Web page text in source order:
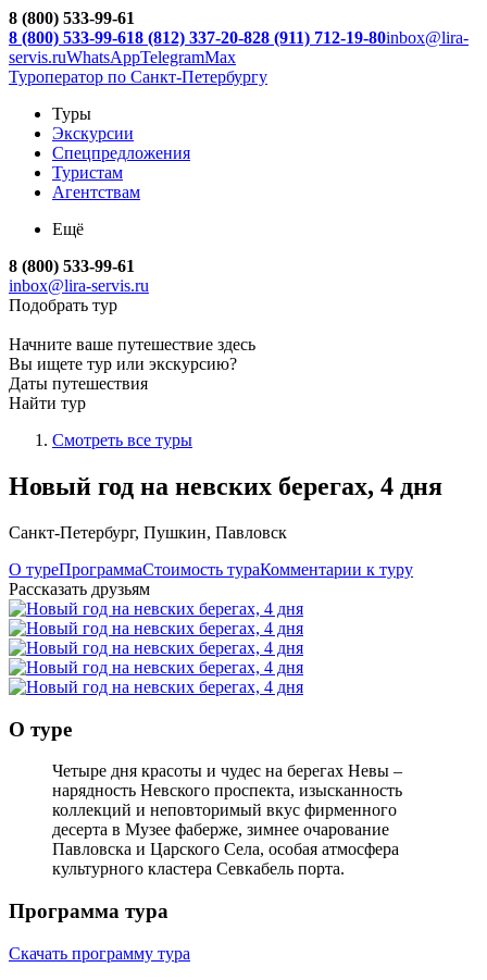
8 (800) 533-99-61
8 (800) 533-99-618 (812) 337-20-828 (911) 712-19-80inbox@lira-
servis.ruWhatsAppTelegramMax
Туроператор по Санкт-Петербургу
Туры
Экскурсии
Спецпредложения
Туристам
Агентствам
Ещё
8 (800) 533-99-61
inbox@lira-servis.ru
Подобрать тур
Начните ваше путешествие здесь
Вы ищете тур или экскурсию?
Даты путешествия
Найти тур
Смотреть все туры
Новый год на невских берегах, 4 дня
Санкт-Петербург, Пушкин, Павловск
О туреПрограммаСтоимость тураКомментарии к туру
Рассказать друзьям
О туре
Четыре дня красоты и чудес на берегах Невы –
нарядность Невского проспекта, изысканность
коллекций и неповторимый вкус фирменного
десерта в Музее фаберже, зимнее очарование
Павловска и Царского Села, особая атмосфера
культурного кластера Севкабель порта.
Программа тура
Скачать программу тура